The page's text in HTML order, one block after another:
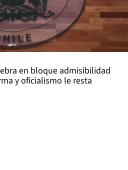
en bloque admisibilidad
y oficialismo le resta